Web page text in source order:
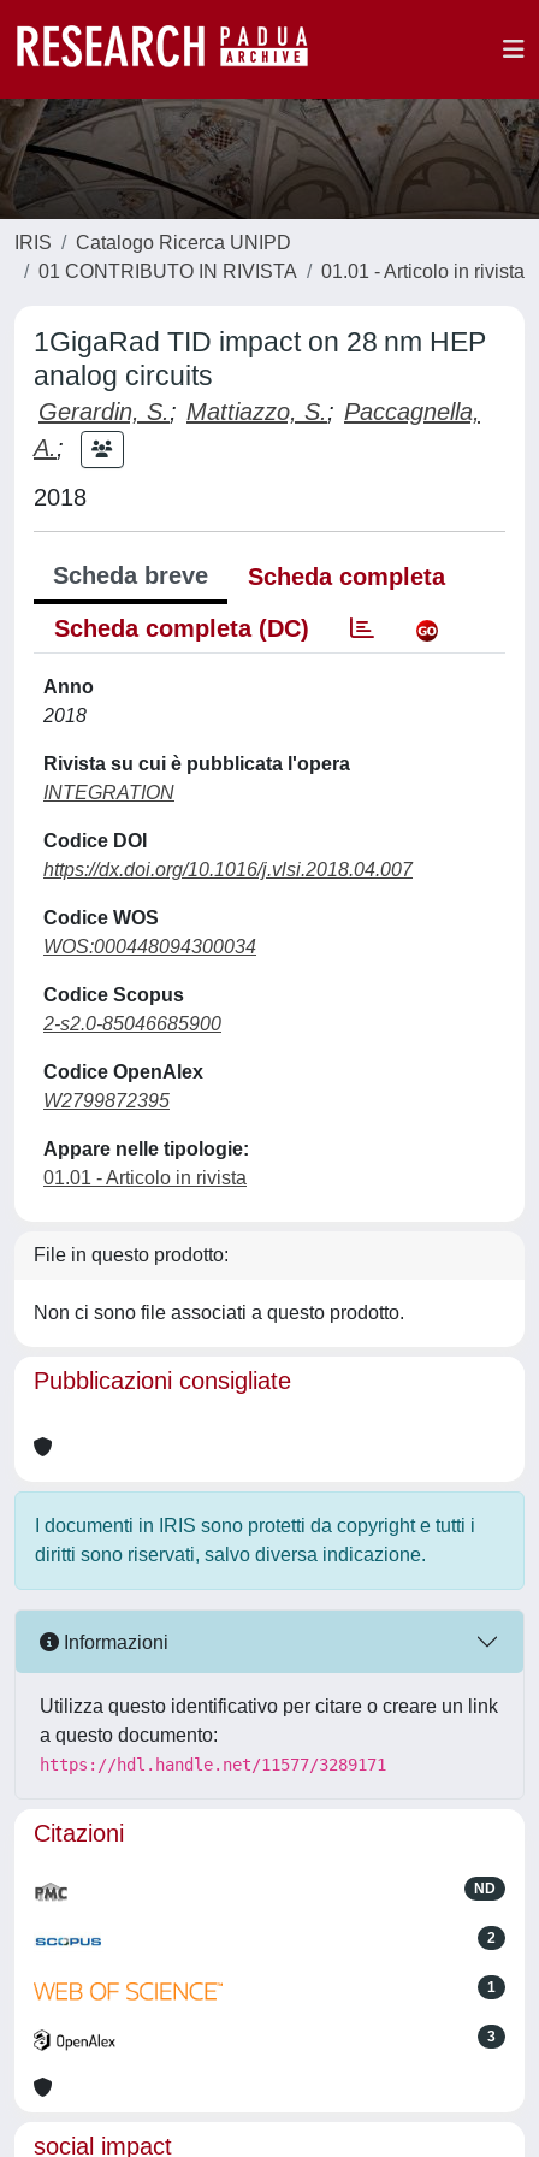
IRIS
Catalogo Ricerca UNIPD
01 CONTRIBUTO IN RIVISTA
01.01 - Articolo in rivista
1GigaRad TID impact on 28 nm HEP
analog circuits
Gerardin, S.; Mattiazzo, S.; Paccagnella,
A.;
2018
Scheda breve
Scheda completa
Scheda completa (DC)
Anno
2018
Rivista su cui è pubblicata l'opera
INTEGRATION
Codice DOI
https://dx.doi.org/10.1016/j.vlsi.2018.04.007
Codice WOS
WOS:000448094300034
Codice Scopus
2-s2.0-85046685900
Codice OpenAlex
W2799872395
Appare nelle tipologie:
01.01 - Articolo in rivista
File in questo prodotto:
Non ci sono file associati a questo prodotto.
Pubblicazioni consigliate
I documenti in IRIS sono protetti da copyright e tutti i
diritti sono riservati, salvo diversa indicazione.
Informazioni
Utilizza questo identificativo per citare o creare un link
a questo documento:
https://hdl.handle.net/11577/3289171
Citazioni
ND
2
1
3
social impact